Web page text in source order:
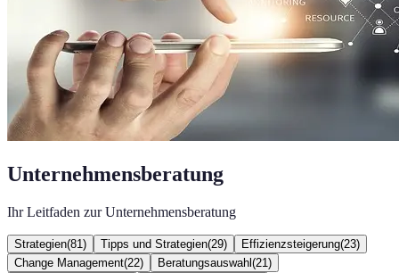
Unternehmensberatung
Ihr Leitfaden zur Unternehmensberatung
Strategien(81 ) Tipps und Strategien(29) Effizienzsteigerung(23)
Change Management(22) Beratungsauswahl (21 )